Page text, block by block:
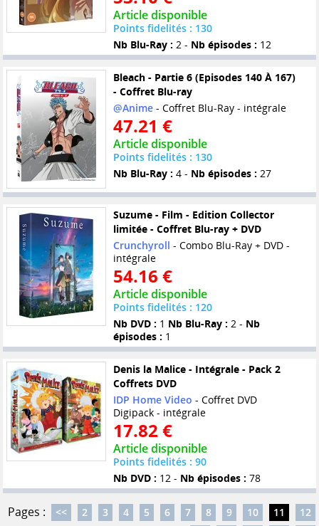
Article disponible
Points fidelités : 130
Nb Blu-Ray : 2 - Nb épisodes : 12
Bleach - Partie 6 (Episodes 140 À 167)
- Coffret Blu-ray
@Anime- Coffret Blu-Ray - intégrale
47.21 €
Article disponible
Points fidelités : 130
Nb Blu-Ray : 4 - Nb épisodes : 27
Suzume - Film - Edition Collector
limitée - Coffret Blu-ray + DVD
Crunchyroll - Combo Blu-Ray + DVD -
intégrale
54.16 €
Article disponible
Points fidelités : 120
Nb DVD : 1 Nb Blu-Ray : 2 - Nb
épisodes : 1
Denis la Malice - Intégrale - Pack 2
Coffrets DVD
IDP Home Video - Coffret DVD
Digipack - intégrale
17.82 €
Article disponible
Points fidelités : 90
Nb DVD : 12 - Nb épisodes : 78
Pages : << 2 3 4 5 6 7 8 9 10 11
12